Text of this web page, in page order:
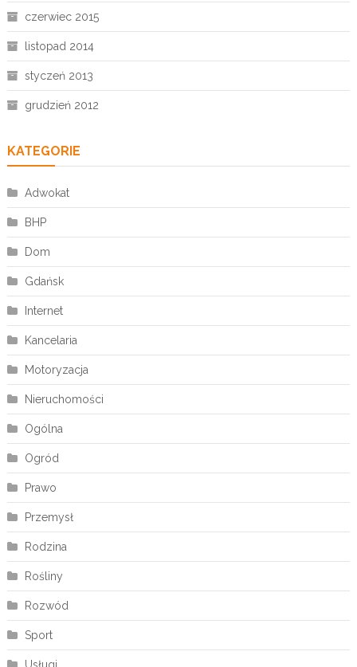
czerwiec 2015
listopad 2014
styczeń 2013
grudzień 2012
KATEGORIE
Adwokat
BHP
Dom
Gdańsk
Internet
Kancelaria
Motoryzacja
Nieruchomości
Ogólna
Ogród
Prawo
Przemysł
Rodzina
Rośliny
Rozwód
Sport
Usługi